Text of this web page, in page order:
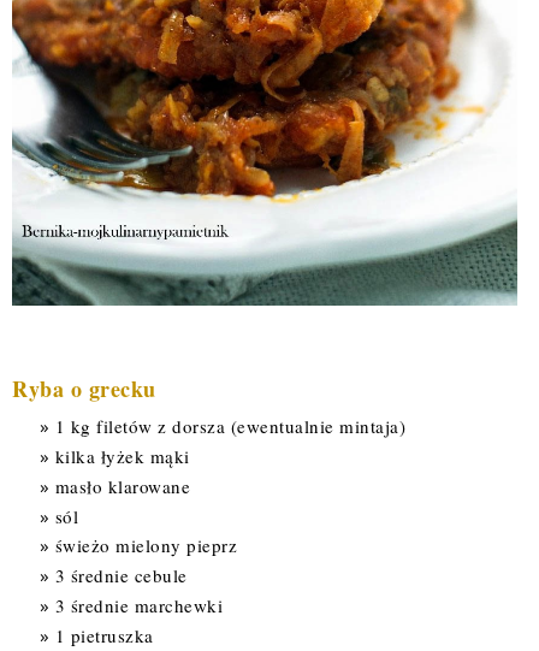
Ryba o grecku
1 kg filetów z dorsza (ewentualnie mintaja)
kilka łyżek mąki
masło klarowane
sól
świeżo mielony pieprz
3 średnie cebule
3 średnie marchewki
1 pietruszka